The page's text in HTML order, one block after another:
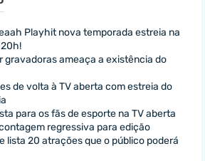
Playhit nova temporada estreia na
gravadoras ameaça a existência do
de volta à TV aberta com estreia do
para os fãs de esporte na TV aberta
regressiva para edição
lista 20 atrações que o público poderá